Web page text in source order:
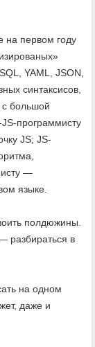
на первом году
YAML, JSON,
синтаксисов,
с большой
программисту
JS; JS-
—
языке.
полдюжины.
разбираться в
на одном
даже и